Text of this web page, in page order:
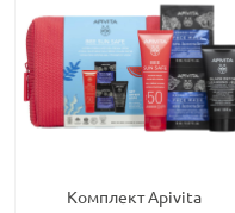
Комплект Apivita